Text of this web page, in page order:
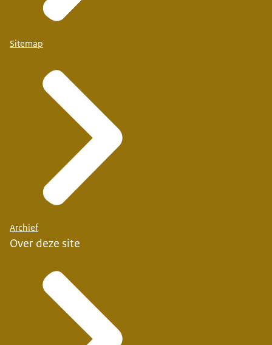
Sitemap
Archief
Over deze site